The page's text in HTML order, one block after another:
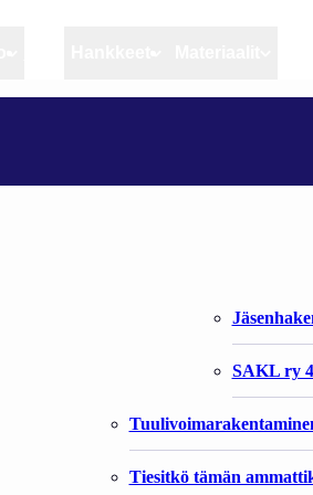
Artikkelit Elinkeino
Rannikko ja
Elinkeinokalatalouden
Kalat ja kalatalous
Vahinkoeläimet
Tiesitkö tämän
Liitto
Liiton
SAKL ry